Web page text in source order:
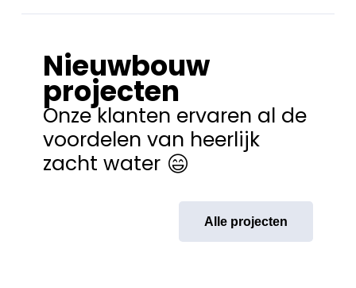
Nieuwbouw
projecten
Onze klanten ervaren al de
voordelen van heerlijk
zacht water
Alle projecten